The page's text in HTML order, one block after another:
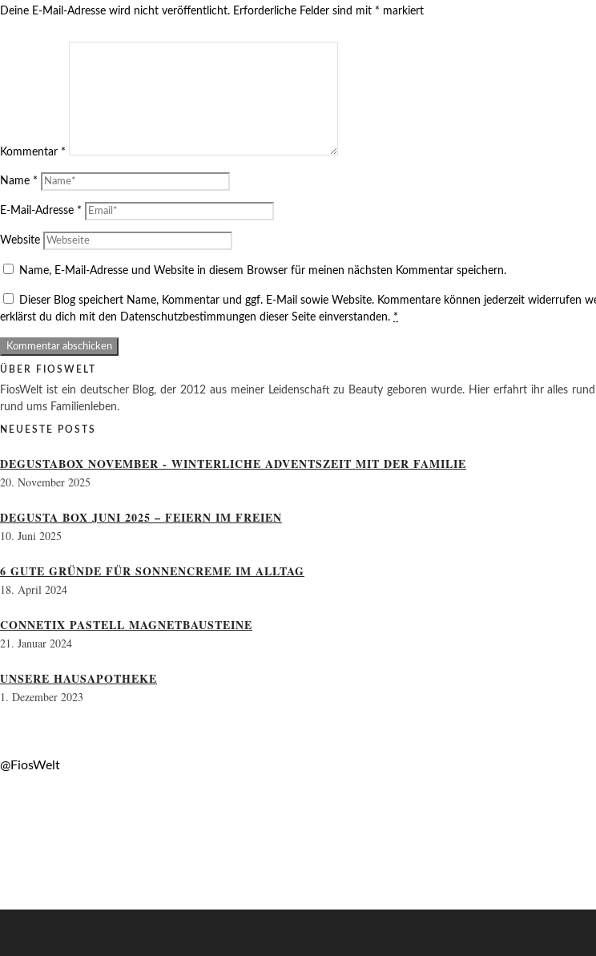
Deine E-Mail-Adresse wird nicht veröffentlicht. Erforderliche Felder sind mit * markiert
Kommentar *
Name *
E-Mail-Adresse *
Website
Name, E-Mail-Adresse und Website in diesem Browser für meinen nächsten Kommentar speichern.
Dieser Blog speichert Name, Kommentar und ggf. E-Mail sowie Website. Kommentare können jederzeit
erklärst du dich mit den Datenschutzbestimmungen dieser Seite einverstanden. *
ÜBER FIOSWELT
FiosWelt ist ein deutscher Blog, der 2012 aus meiner Leidenschaft zu Beauty geboren wurde. Hier erfahrt ihr alles
rund ums Familienleben.
NEUESTE POSTS
DEGUSTABOX NOVEMBER - WINTERLICHE ADVENTSZEIT MIT DER FAMILIE
20. November 2025
DEGUSTA BOX JUNI 2025 – FEIERN IM FREIEN
10. Juni 2025
6 GUTE GRÜNDE FÜR SONNENCREME IM ALLTAG
18. April 2024
CONNETIX PASTELL MAGNETBAUSTEINE
21. Januar 2024
UNSERE HAUSAPOTHEKE
1. Dezember 2023
@FiosWelt